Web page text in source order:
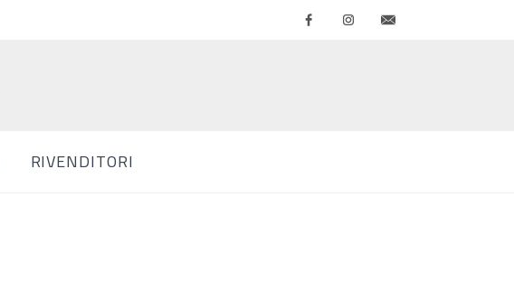
FacebookInstagram
RIVENDITORI